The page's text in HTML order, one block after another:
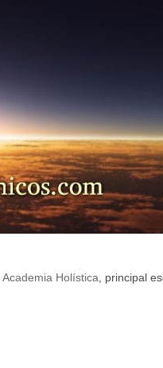
Academia Holística , principal